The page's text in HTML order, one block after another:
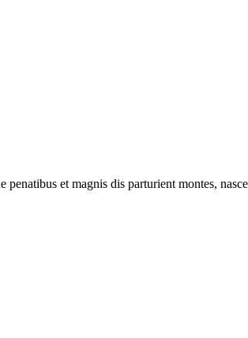
et magnis dis parturient montes,